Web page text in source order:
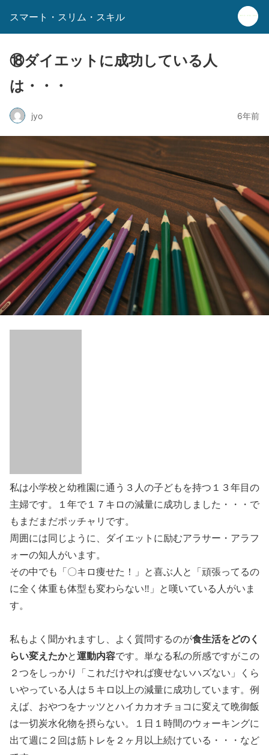
スマート・スリム・スキル
⑱ダイエットに成功している人
は・・・
jyo 6年前
私は小学校と幼稚園に通う３人の子どもを持つ１３年目の
主婦です。１年で１７キロの減量に成功しました・・・で
もまだまだポッチャリです。
周囲には同じように、ダイエットに励むアラサー・アラフ
ォーの知人がいます。
その中でも「〇キロ痩せた！」と喜ぶ人と「頑張ってるの
に全く体重も体型も変わらない‼」と嘆いている人がいま
す。
私もよく聞かれますし、よく質問するのが食生活をどのく
らい変えたかと運動内容です。単なる私の所感ですがこの
２つをしっかり「これだけやれば痩せないハズない」くら
いやっている人は５キロ以上の減量に成功しています。例
えば、おやつをナッツとハイカカオチョコに変えて晩御飯
は一切炭水化物を摂らない。１日１時間のウォーキングに
出て週に２回は筋トレを２ヶ月以上続けている・・・など